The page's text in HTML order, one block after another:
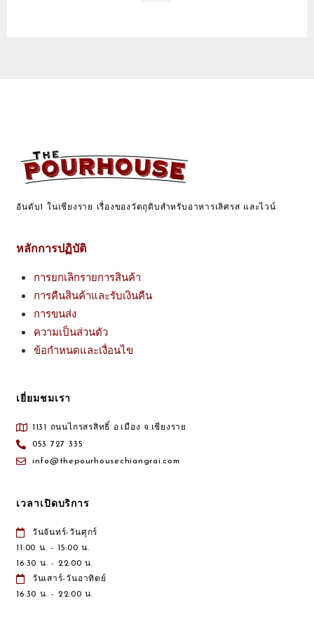
อันดับ1 ในเชียงราย เรื่องของวัตถุดิบสำหรับอาหารเลิศรส และไวน์
หลักการปฏิบัติ
การยกเลิกรายการสินค้า
การคืนสินค้าและรับเงินคืน
การขนส่ง
ความเป็นส่วนตัว
ข้อกำหนดและเงื่อนไข
เยี่ยมชมเรา
1131 ถนนไกรสรสิทธิ์ อ.เมือง จ.เชียงราย
053 727 335
info@thepourhousechiangrai.com
เวลาเปิดบริการ
วันจันทร์-วันศุกร์
11:00 น. - 15:00 น.
16:30 น. - 22:00 น.
วันเสาร์-วันอาทิตย์
16:30 น. - 22:00 น.